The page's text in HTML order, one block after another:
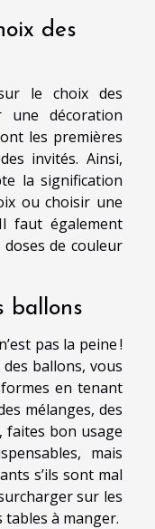
des
le choix des
une décoration
les premières
invités. Ainsi,
la signification
ou choisir une
faut également
de couleur
ballons
pas la peine !
ballons, vous
en tenant
mélanges, des
faites bon usage
mais
s’ils sont mal
sur les
tables à manger.